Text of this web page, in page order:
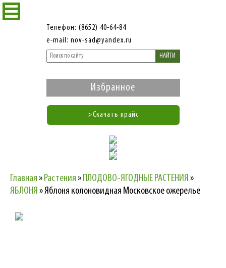
Телефон: (8652) 40-64-84
e-mail: nov-sad@yandex.ru
НАЙТИ
Избранное
>Скачать прайс
Главная» Растения» ПЛОДОВО-ЯГОДНЫЕ РАСТЕНИЯ »
ЯБЛОНЯ »Яблоня колоновидная Московское ожерелье